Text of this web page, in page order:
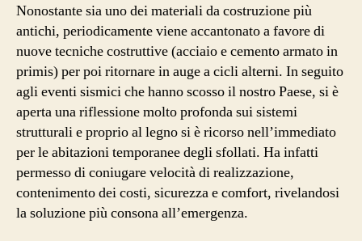
Nonostante sia uno dei materiali da costruzione più
antichi, periodicamente viene accantonato a favore di
nuove tecniche costruttive (acciaio e cemento armato in
primis) per poi ritornare in auge a cicli alterni. In seguito
agli eventi sismici che hanno scosso il nostro Paese, si è
aperta una riflessione molto profonda sui sistemi
strutturali e proprio al legno si è ricorso nell’immediato
per le abitazioni temporanee degli sfollati. Ha infatti
permesso di coniugare velocità di realizzazione,
contenimento dei costi, sicurezza e comfort, rivelandosi
la soluzione più consona all’emergenza.